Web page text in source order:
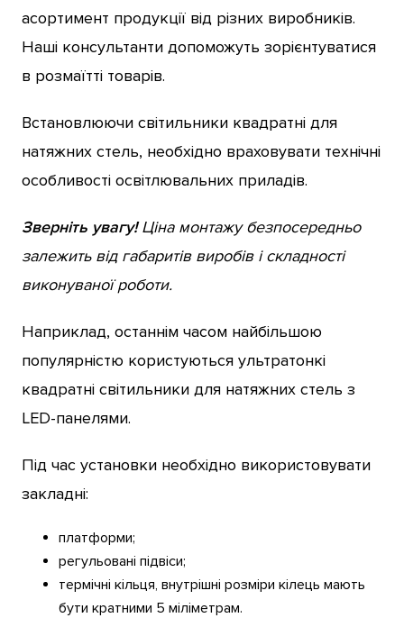
асортимент продукції від різних виробників.
Наші консультанти допоможуть зорієнтуватися
в розмаїтті товарів.
Встановлюючи світильники квадратні для
натяжних стель, необхідно враховувати технічні
особливості освітлювальних приладів.
Зверніть увагу!Ціна монтажу безпосередньо
залежить від габаритів виробів і складності
виконуваної роботи.
Наприклад, останнім часом найбільшою
популярністю користуються ультратонкі
квадратні світильники для натяжних стель з
LED-панелями.
Під час установки необхідно використовувати
закладні:
платформи;
регульовані підвіси;
термічні кільця, внутрішні розміри кілець мають
бути кратними 5 міліметрам.